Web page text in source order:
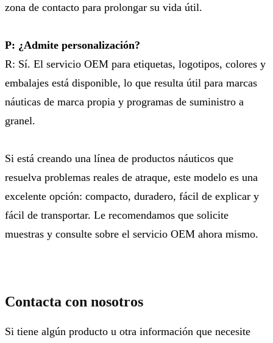
zona de contacto para prolongar su vida útil.
P: ¿Admite personalización?
R: Sí. El servicio OEM para etiquetas, logotipos, colores y
embalajes está disponible, lo que resulta útil para marcas
náuticas de marca propia y programas de suministro a
granel.
Si está creando una línea de productos náuticos que
resuelva problemas reales de atraque, este modelo es una
excelente opción: compacto, duradero, fácil de explicar y
fácil de transportar. Le recomendamos que solicite
muestras y consulte sobre el servicio OEM ahora mismo.
Contacta con nosotros
Si tiene algún producto u otra información que necesite